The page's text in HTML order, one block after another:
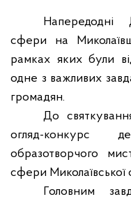
Напередодні
сфери на
рамках яких були
одне з важливих
громадян.
До
огляд-конкурс
образотворчого
сфери Миколаївської
Головним